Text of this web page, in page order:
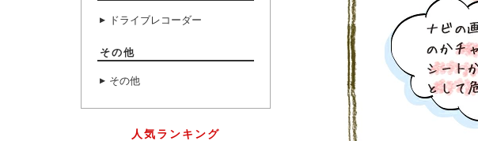
ドライブレコーダー
その他
その他
人気ランキング